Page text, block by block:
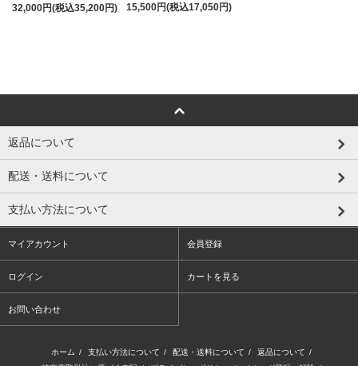
32,000円(税込35,200円)
15,500円(税込17,050円)
返品について
配送・送料について
支払い方法について
マイアカウント 会員登録
ログイン カートを見る
お問い合わせ
ホーム / 支払い方法について / 配送・送料について / 返品について /